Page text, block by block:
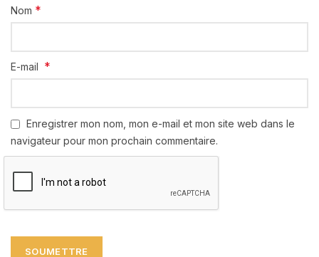
Nom *
E-mail *
Enregistrer mon nom, mon e-mail et mon site web dans le
navigateur pour mon prochain commentaire.